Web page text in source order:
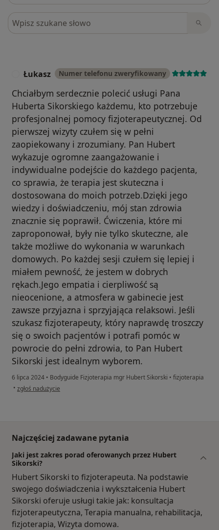
Szukaj w opiniach
Łukasz Numer telefonu zweryfikowany
Chciałbym serdecznie polecić usługi Pana
Huberta Sikorskiego każdemu, kto potrzebuje
profesjonalnej pomocy fizjoterapeutycznej. Od
pierwszej wizyty czułem się w pełni
zaopiekowany i zrozumiany. Pan Hubert
wykazuje ogromne zaangażowanie i
indywidualne podejście do każdego pacjenta,
co sprawia, że terapia jest skuteczna i
dostosowana do moich potrzeb.Dzięki jego
wiedzy i doświadczeniu, mój stan zdrowia
znacznie się poprawił. Ćwiczenia, które mi
zaproponował, były nie tylko skuteczne, ale
także możliwe do wykonania w warunkach
domowych. Po każdej sesji czułem się lepiej i
miałem pewność, że jestem w dobrych
rękach.Jego empatia i cierpliwość są
nieocenione, a atmosfera w gabinecie jest
zawsze przyjazna i sprzyjająca relaksowi. Jeśli
szukasz fizjoterapeuty, który naprawdę troszczy
się o swoich pacjentów i potrafi pomóc w
powrocie do pełni zdrowia, to Pan Hubert
Sikorski jest idealnym wyborem.
6 lipca 2024 • Bodyguide Fizjoterapia mgr Hubert Sikorski • fizjoterapia
• w opinii użytkownika Łukasz
zgłoś nadużycie
Najczęściej zadawane pytania
Jaki jest zakres porad oferowanych przez Hubert
Sikorski?
Hubert Sikorski to fizjoterapeuta. Na podstawie
swojego doświadczenia i wykształcenia Hubert
Sikorski oferuje usługi takie jak: konsultacja
fizjoterapeutyczna, Terapia manualna, rehabilitacja,
fizjoterapia, Wizyta domowa.